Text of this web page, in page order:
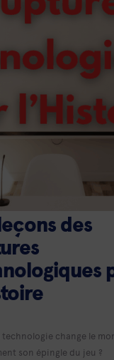
des
technologie change le
son épingle du jeu ?